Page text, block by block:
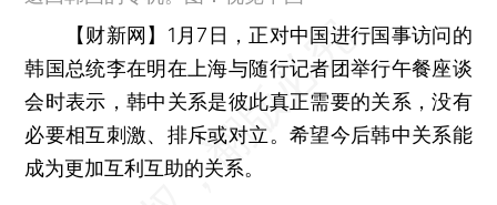
【财新网】 1月7日，正对中国进行国事访问的
韩国总统李在明在上海与随行记者团举行午餐座谈
会时表示，韩中关系是彼此真正需要的关系，没有
必要相互刺激、排斥或对立。希望今后韩中关系能
成为更加互利互助的关系。